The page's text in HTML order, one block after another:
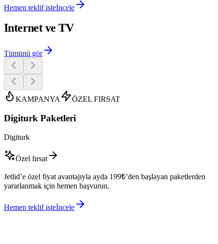
Hemen teklif isteİncele
Internet ve TV
Tümünü gör
KAMPANYA ÖZEL FIRSAT
Digiturk Paketleri
Digiturk
Özel fırsat
Jetlid’e özel fiyat avantajıyla ayda 199₺’den başlayan paketlerden
yararlanmak için hemen başvurun.
Hemen teklif isteİncele